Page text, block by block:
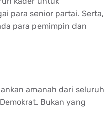
para senior partai. Serta,
para pemimpin dan
amanah dari seluruh
Bukan yang